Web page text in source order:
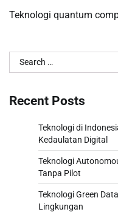
Teknologi quantum
Search
for:
Recent Posts
Teknologi di
Kedaulatan Digital
Teknologi
Tanpa Pilot
Teknologi Green
Lingkungan